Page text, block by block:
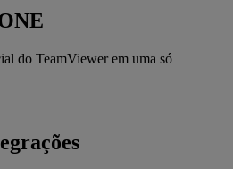
do TeamViewer em uma só